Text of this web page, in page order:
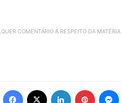
COMENTÁRIO A RESPEITO DA